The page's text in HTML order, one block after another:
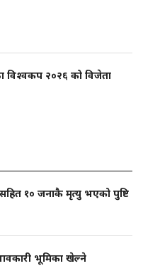
विश्वकप २०२६ को विजेता
१० जनाकै मृत्यु भएको पुष्टि
भूमिका खेल्ने